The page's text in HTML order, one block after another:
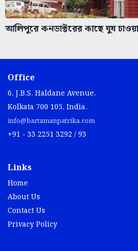
আলিপুরে কনডাক্টরের কাছে ঘুষ
Office
6, J.B.S. Haldane Avenue,
Kolkata 700 105, India.
info@bartamanpatrika.com
+91 - 33 2251 3292 / 93
Links
Home
About Us
Contact Us
Privacy Policy